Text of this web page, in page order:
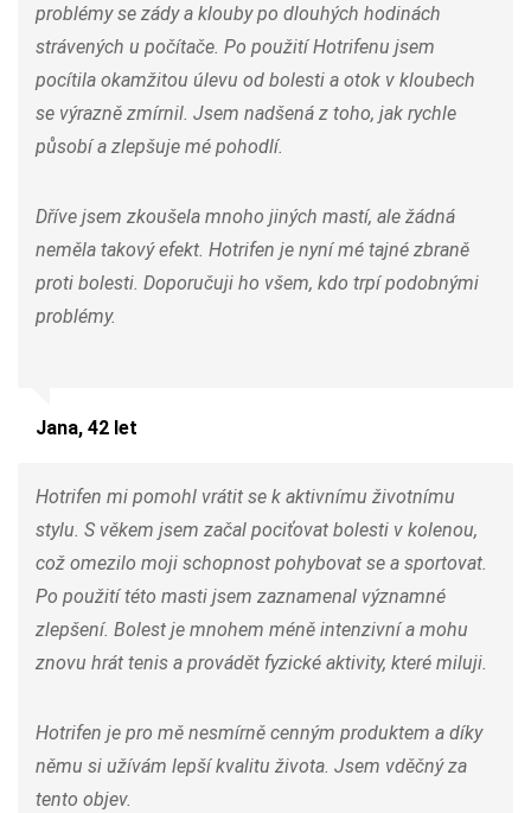
problémy se zády a klouby po dlouhých hodinách
strávených u počítače. Po použití Hotrifenu jsem
pocítila okamžitou úlevu od bolesti a otok v kloubech
se výrazně zmírnil. Jsem nadšená z toho, jak rychle
působí a zlepšuje mé pohodlí.
Dříve jsem zkoušela mnoho jiných mastí, ale žádná
neměla takový efekt. Hotrifen je nyní mé tajné zbraně
proti bolesti. Doporučuji ho všem, kdo trpí podobnými
problémy.
Jana, 42 let
Hotrifen mi pomohl vrátit se k aktivnímu životnímu
stylu. S věkem jsem začal pociťovat bolesti v kolenou,
což omezilo moji schopnost pohybovat se a sportovat.
Po použití této masti jsem zaznamenal významné
zlepšení. Bolest je mnohem méně intenzivní a mohu
znovu hrát tenis a provádět fyzické aktivity, které miluji.
Hotrifen je pro mě nesmírně cenným produktem a díky
němu si užívám lepší kvalitu života. Jsem vděčný za
tento objev.